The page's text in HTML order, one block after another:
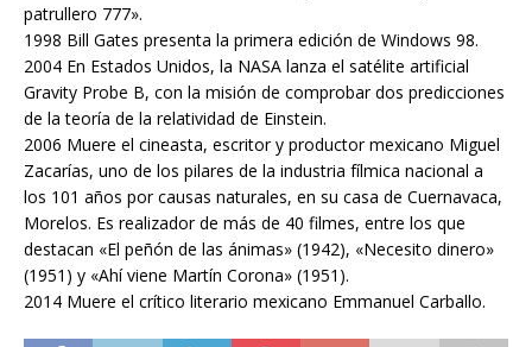
patrullero 777».
1998 Bill Gates presenta la primera edición de Windows 98.
2004 En Estados Unidos, la NASA lanza el satélite artificial
Gravity Probe B, con la misión de comprobar dos predicciones
de la teoría de la relatividad de Einstein.
2006 Muere el cineasta, escritor y productor mexicano Miguel
Zacarías, uno de los pilares de la industria fílmica nacional a
los 101 años por causas naturales, en su casa de Cuernavaca,
Morelos. Es realizador de más de 40 filmes, entre los que
destacan «El peñón de las ánimas» (1942), «Necesito dinero»
(1951) y «Ahí viene Martín Corona» (1951).
2014 Muere el crítico literario mexicano Emmanuel Carballo.